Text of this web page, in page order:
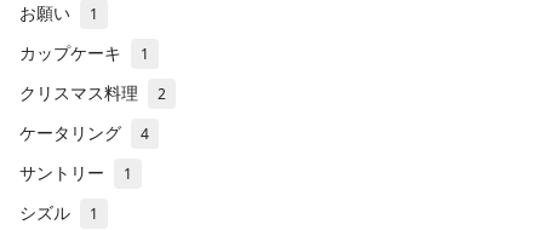
お願い 1
カップケーキ 1
クリスマス料理 2
ケータリング 4
サントリー 1
シズル 1